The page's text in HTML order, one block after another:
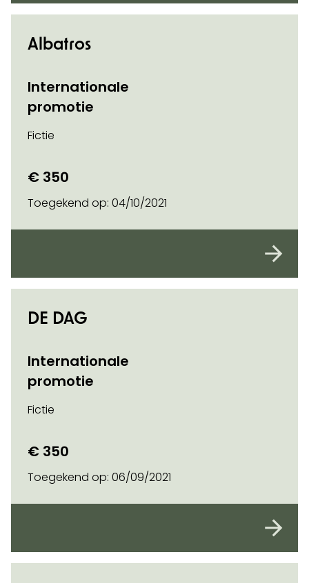
Albatros
Internationale
promotie
Fictie
€ 350
Toegekend op: 04/10/2021
DE DAG
Internationale
promotie
Fictie
€ 350
Toegekend op: 06/09/2021